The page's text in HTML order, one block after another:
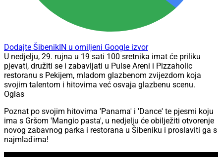
Dodajte ŠibenikIN u omiljeni Google izvor
U nedjelju, 29. rujna u 19 sati 100 sretnika imat će priliku
pjevati, družiti se i zabavljati u Pulse Areni i Pizzaholic
restoranu s Pekijem, mladom glazbenom zvijezdom koja
svojim talentom i hitovima već osvaja glazbenu scenu.
Oglas
Poznat po svojim hitovima 'Panama' i 'Dance' te pjesmi koju
ima s Gršom 'Mangio pasta', u nedjelju će obilježiti otvorenje
novog zabavnog parka i restorana u Šibeniku i proslaviti ga s
najmlađima!